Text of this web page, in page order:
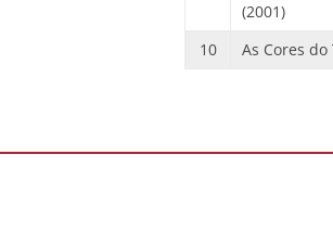
(2001)
10 As Cores do